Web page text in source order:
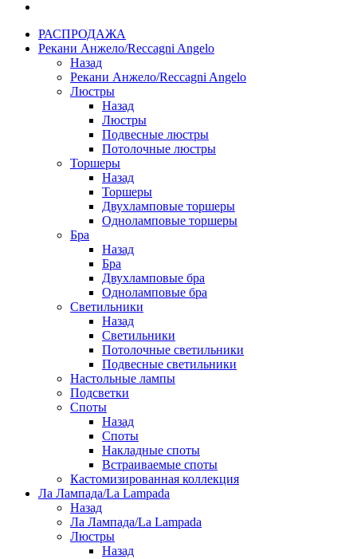
РАСПРОДАЖА
Рекани Анжело/Reccagni Angelo
Назад
Рекани Анжело/Reccagni Angelo
Люстры
Назад
Люстры
Подвесные люстры
Потолочные люстры
Торшеры
Назад
Торшеры
Двухламповые торшеры
Одноламповые торшеры
Бра
Назад
Бра
Двухламповые бра
Одноламповые бра
Светильники
Назад
Светильники
Потолочные светильники
Подвесные светильники
Настольные лампы
Подсветки
Споты
Назад
Споты
Накладные споты
Встраиваемые споты
Кастомизированная коллекция
Ла Лампада/La Lampada
Назад
Ла Лампада/La Lampada
Люстры
Назад